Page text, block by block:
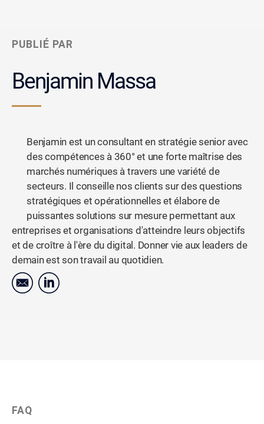
PUBLIÉ PAR
Benjamin Massa
Benjamin est un consultant en stratégie senior avec
des compétences à 360° et une forte maîtrise des
marchés numériques à travers une variété de
secteurs. Il conseille nos clients sur des questions
stratégiques et opérationnelles et élabore de
puissantes solutions sur mesure permettant aux
entreprises et organisations d'atteindre leurs objectifs
et de croître à l'ère du digital. Donner vie aux leaders de
demain est son travail au quotidien.
FAQ